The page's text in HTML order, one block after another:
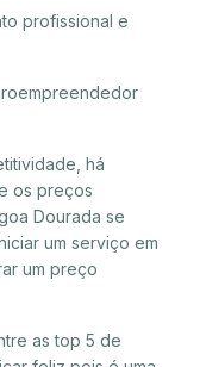
profissional e
há
os preços
Dourada se
um serviço em
um preço
as top 5 de